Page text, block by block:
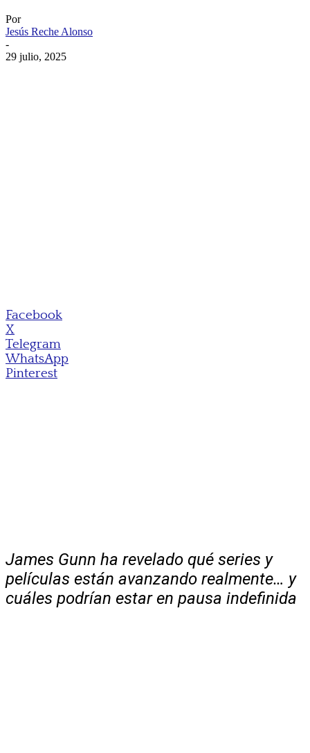
Por
Jesús Reche Alonso
-
29 julio, 2025
Facebook
X
Telegram
WhatsApp
Pinterest
James Gunn ha revelado qué series y
películas están avanzando realmente… y
cuáles podrían estar en pausa indefinida